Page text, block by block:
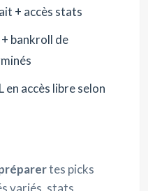
+ accès stats
bankroll de
accès libre selon
tes picks
variés, stats